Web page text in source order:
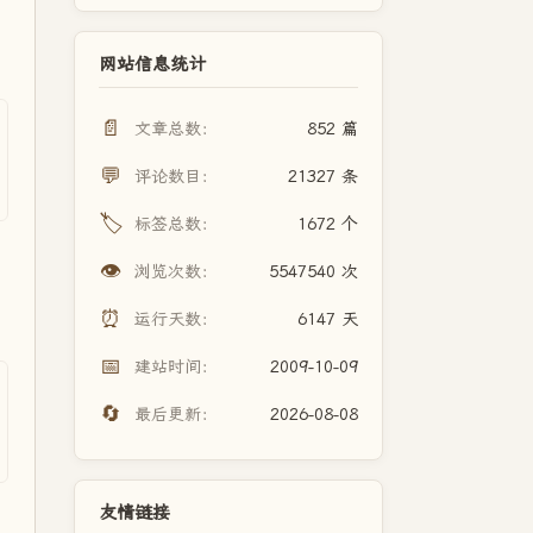
网站信息统计
📄 文章总数： 852 篇
💬 评论数目： 21327 条
🏷️ 标签总数： 1672 个
👁️ 浏览次数： 5547540 次
⏰ 运行天数： 6147 天
📅 建站时间： 2009-10-09
🔄 最后更新： 2026-08-08
友情链接